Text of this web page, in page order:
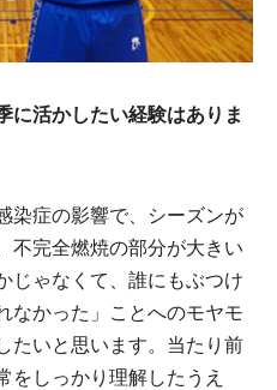
に活かしたい経験はありま
染症の影響で、シーズンが
不完全燃焼の部分が大きい
じゃなくて、誰にもぶつけ
なかった」ことへのモヤモ
たいと思います。当たり前
をしっかり理解したうえ